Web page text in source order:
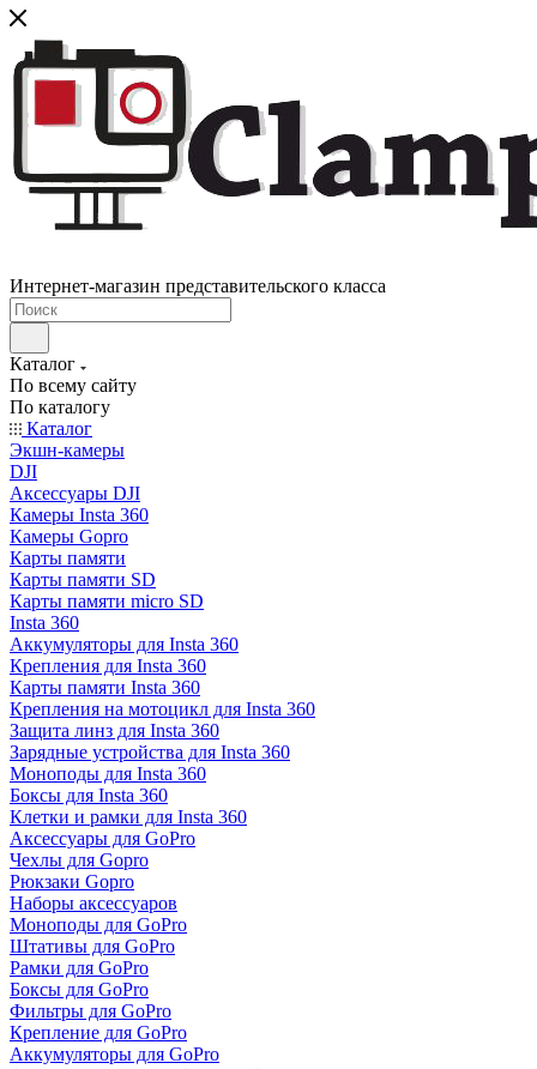
Интернет-магазин представительского класса
Каталог
По всему сайту
По каталогу
Каталог
Экшн-камеры
DJI
Аксессуары DJI
Камеры Insta 360
Камеры Gopro
Карты памяти
Карты памяти SD
Карты памяти micro SD
Insta 360
Аккумуляторы для Insta 360
Крепления для Insta 360
Карты памяти Insta 360
Крепления на мотоцикл для Insta 360
Защита линз для Insta 360
Зарядные устройства для Insta 360
Моноподы для Insta 360
Боксы для Insta 360
Клетки и рамки для Insta 360
Аксессуары для GoPro
Чехлы для Gopro
Рюкзаки Gopro
Наборы аксессуаров
Моноподы для GoPro
Штативы для GoPro
Рамки для GoPro
Боксы для GoPro
Фильтры для GoPro
Крепление для GoPro
Аккумуляторы для GoPro